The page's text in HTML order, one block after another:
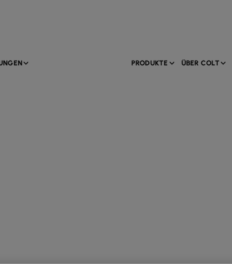
PRODUKTE ÜBER COLT